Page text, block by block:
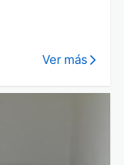
Ver más